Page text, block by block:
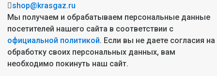
shop@krasgaz.ru
Мы получаем и обрабатываем персональные данные
посетителей нашего сайта в соответствии с
официальной политикой. Если вы не даете согласия на
обработку своих персональных данных, вам
необходимо покинуть наш сайт.